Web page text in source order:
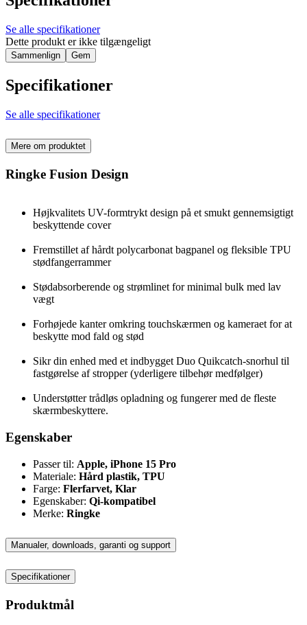
Se alle specifikationer
Dette produkt er ikke tilgængeligt
Sammenlign Gem
Specifikationer
Se alle specifikationer
Mere om produktet
Ringke Fusion Design
Højkvalitets UV-formtrykt design på et smukt gennemsigtigt
beskyttende cover
Fremstillet af hårdt polycarbonat bagpanel og fleksible TPU
stødfangerrammer
Stødabsorberende og strømlinet for minimal bulk med lav
vægt
Forhøjede kanter omkring touchskærmen og kameraet for at
beskytte mod fald og stød
Sikr din enhed med et indbygget Duo Quikcatch-snorhul til
fastgørelse af stropper (yderligere tilbehør medfølger)
Understøtter trådløs opladning og fungerer med de fleste
skærmbeskyttere.
Egenskaber
Passer til: Apple, iPhone 15 Pro
Materiale: Hård plastik, TPU
Farge: Flerfarvet, Klar
Egenskaber: Qi-kompatibel
Merke: Ringke
Manualer, downloads, garanti og support
Specifikationer
Produktmål